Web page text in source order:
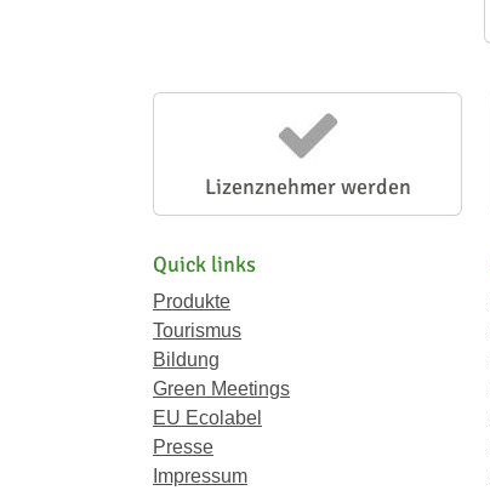
Lizenznehmer werden
Quick links
Produkte
Tourismus
Bildung
Green Meetings
EU Ecolabel
Presse
Impressum